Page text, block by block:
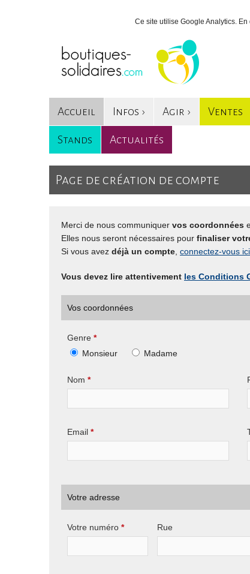
Ce site utilise Google Analytics.
Accueil Infos › Agir › Ventes
Stands Actualités
Page de création de compte
Merci de nous communiquer vos coordonnées
Elles nous seront nécessaires pour finaliser
Si vous avez déjà un compte connectez-vous
Vous devez lire attentivement les Conditions
Vos coordonnées
Genre *
Monsieur
Madame
Nom *
Email *
Votre adresse
Votre numéro * Rue